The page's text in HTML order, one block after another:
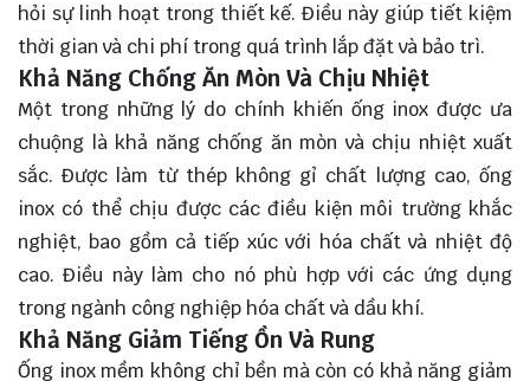
hỏi sự linh hoạt trong thiết kế. Điều này giúp tiết kiệm
thời gian và chi phí trong quá trình lắp đặt và bảo trì.
Khả Năng Chống Ăn Mòn Và Chịu Nhiệt
Một trong những lý do chính khiến ống inox được ưa
chuộng là khả năng chống ăn mòn và chịu nhiệt xuất
sắc. Được làm từ thép không gỉ chất lượng cao, ống
inox có thể chịu được các điều kiện môi trường khắc
nghiệt, bao gồm cả tiếp xúc với hóa chất và nhiệt độ
cao. Điều này làm cho nó phù hợp với các ứng dụng
trong ngành công nghiệp hóa chất và dầu khí.
Khả Năng Giảm Tiếng Ồn Và Rung
Ống inox mềm không chỉ bền mà còn có khả năng giảm